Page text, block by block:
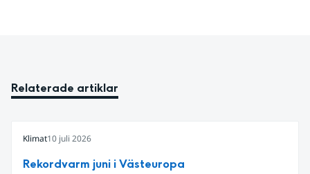
Relaterade artiklar
Klimat10 juli 2026
Rekordvarm juni i Västeuropa